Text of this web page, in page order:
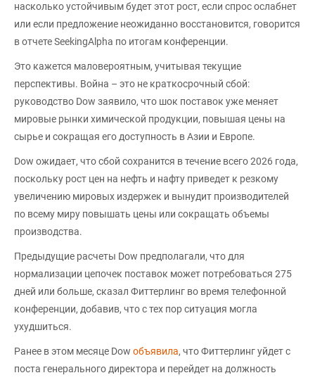
насколько устойчивым будет этот рост, если спрос ослабнет
или если предложение неожиданно восстановится, говорится
в отчете SeekingAlpha по итогам конференции.
Это кажется маловероятным, учитывая текущие
перспективы. Война – это не краткосрочный сбой:
руководство Dow заявило, что шок поставок уже меняет
мировые рынки химической продукции, повышая цены на
сырье и сокращая его доступность в Азии и Европе.
Dow ожидает, что сбой сохранится в течение всего 2026 года,
поскольку рост цен на нефть и нафту приведет к резкому
увеличению мировых издержек и вынудит производителей
по всему миру повышать цены или сокращать объемы
производства.
Предыдущие расчеты Dow предполагали, что для
нормализации цепочек поставок может потребоваться 275
дней или больше, сказал Фиттерлинг во время телефонной
конференции, добавив, что с тех пор ситуация могла
ухудшиться.
Ранее в этом месяце Dow объявила, что Фиттерлинг уйдет с
поста генерального директора и перейдет на должность